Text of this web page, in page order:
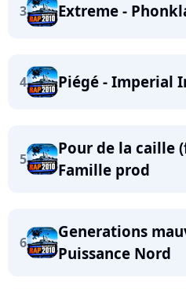
3 Extreme -
4 Piégé - Imperial
5
Pour de la caille
Famille prod
6
Generations
Puissance Nord